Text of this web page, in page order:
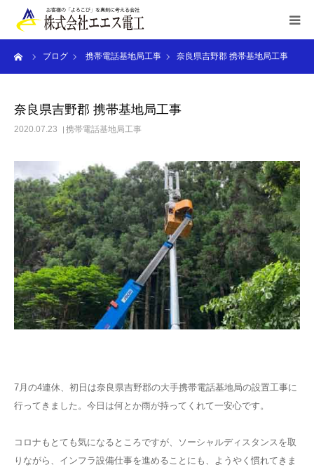
ブログ 携帯電話基地局工事 奈良県吉野郡 携帯基地局工事
奈良県吉野郡 携帯基地局工事
2020.07.23 携帯電話基地局工事
7月の4連休、初日は奈良県吉野郡の大手携帯電話基地局の設置工事に
行ってきました。今日は何とか雨が持ってくれて一安心です。
コロナもとても気になるところですが、ソーシャルディスタンスを取
りながら、インフラ設備仕事を進めることにも、ようやく慣れてきま
HOME
施工実績
お申込み/お問合せ
会社概要